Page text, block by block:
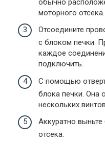
обычно
моторного отсека.
Отсоедините
с блоком печки.
каждое
подключить.
С помощью
блока печки. Она
нескольких
Аккуратно
отсека.